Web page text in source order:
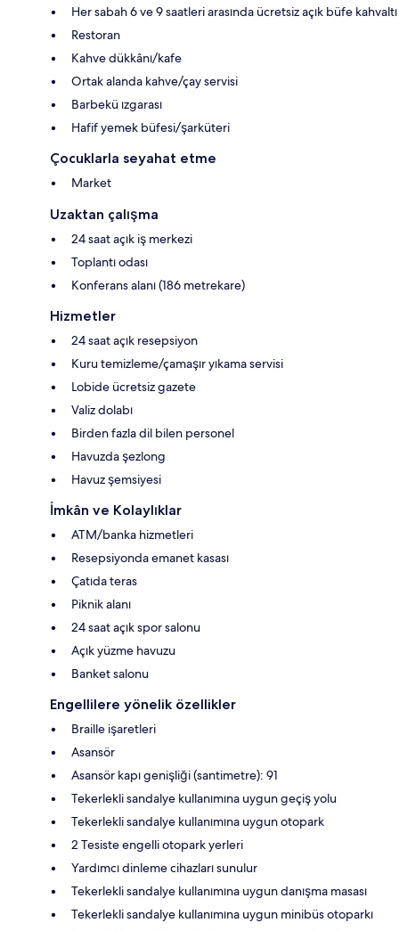
Her sabah 6 ve 9 saatleri arasında ücretsiz açık büfe kahvaltı
Restoran
Kahve dükkânı/kafe
Ortak alanda kahve/çay servisi
Barbekü ızgarası
Hafif yemek büfesi/şarküteri
Çocuklarla seyahat etme
Market
Uzaktan çalışma
24 saat açık iş merkezi
Toplantı odası
Konferans alanı (186 metrekare)
Hizmetler
24 saat açık resepsiyon
Kuru temizleme/çamaşır yıkama servisi
Lobide ücretsiz gazete
Valiz dolabı
Birden fazla dil bilen personel
Havuzda şezlong
Havuz şemsiyesi
İmkân ve Kolaylıklar
ATM/banka hizmetleri
Resepsiyonda emanet kasası
Çatıda teras
Piknik alanı
24 saat açık spor salonu
Açık yüzme havuzu
Banket salonu
Engellilere yönelik özellikler
Braille işaretleri
Asansör
Asansör kapı genişliği (santimetre): 91
Tekerlekli sandalye kullanımına uygun geçiş yolu
Tekerlekli sandalye kullanımına uygun otopark
2 Tesiste engelli otopark yerleri
Yardımcı dinleme cihazları sunulur
Tekerlekli sandalye kullanımına uygun danışma masası
Tekerlekli sandalye kullanımına uygun minibüs otoparkı